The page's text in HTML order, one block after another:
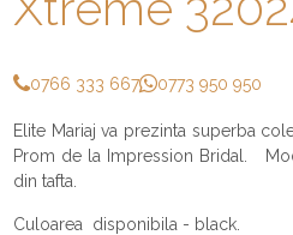
0766 333 667 0773 950 950
Elite Mariaj va prezinta superba
Prom de la Impression Bridal.
din tafta.
Culoarea disponibila - black.